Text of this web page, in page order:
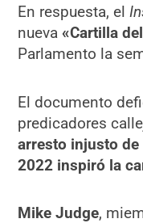
En respuesta, el
nueva «Cartilla
Parlamento la
El documento
predicadores
arresto injusto
2022 inspiró la
Mike Judge,